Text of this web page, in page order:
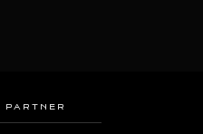
PARTNER